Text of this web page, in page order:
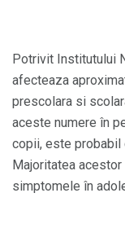
Potrivit Institutului
afecteaza
prescolara si
aceste numere în
copii, este probabil
Majoritatea
simptomele în